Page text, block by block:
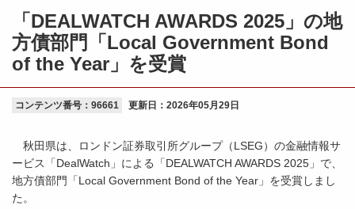
「DEALWATCH AWARDS 2025」の地
方債部門「Local Government Bond
of the Year」を受賞
コンテンツ番号：96661 更新日： 2026年05月29日
秋田県は、ロンドン証券取引所グループ（LSEG）の金融情報サ
ービス「DealWatch」による「DEALWATCH AWARDS 2025」で、
地方債部門「Local Government Bond of the Year」を受賞しまし
た。